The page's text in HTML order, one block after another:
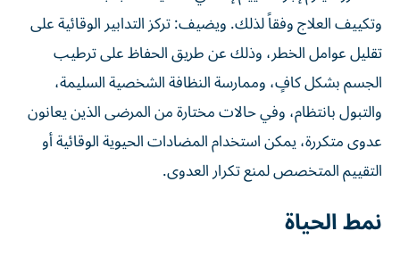
وتكييف العلاج وفقاً لذلك. ويضيف: تركز التدابير الوقائية على
تقليل عوامل الخطر، وذلك عن طريق الحفاظ على ترطيب
الجسم بشكل كافٍ، وممارسة النظافة الشخصية السليمة،
والتبول بانتظام، وفي حالات مختارة من المرضى الذين يعانون
عدوى متكررة، يمكن استخدام المضادات الحيوية الوقائية أو
التقييم المتخصص لمنع تكرار العدوى.
نمط الحياة